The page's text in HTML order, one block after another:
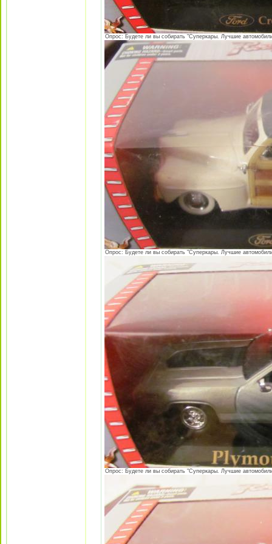
Опрос: Будете ли вы собирать "Суперкары. Лучшие
Опрос: Будете ли вы собирать "Суперкары. Лучшие
Опрос: Будете ли вы собирать "Суперкары. Лучшие